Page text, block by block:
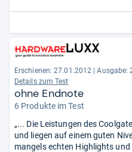
Erschienen: 27.01.2012
Ausgabe:
Details zum Test
ohne Endnote
6 Produkte im Test
„... Die Leistungen des
und liegen auf einem guten
mangels echten Highlights